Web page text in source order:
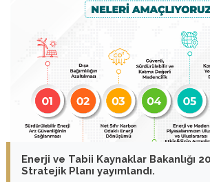
Enerji ve Tabii Kaynaklar Bakanlığı
Stratejik Planı yayımlandı.